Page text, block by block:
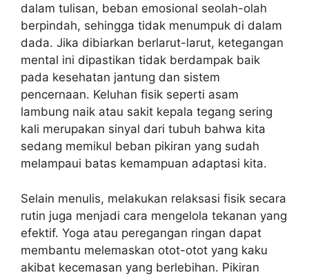
dalam tulisan, beban emosional seolah-olah
berpindah, sehingga tidak menumpuk di dalam
dada. Jika dibiarkan berlarut-larut, ketegangan
mental ini dipastikan tidak berdampak baik
pada kesehatan jantung dan sistem
pencernaan. Keluhan fisik seperti asam
lambung naik atau sakit kepala tegang sering
kali merupakan sinyal dari tubuh bahwa kita
sedang memikul beban pikiran yang sudah
melampaui batas kemampuan adaptasi kita.
Selain menulis, melakukan relaksasi fisik secara
rutin juga menjadi cara mengelola tekanan yang
efektif. Yoga atau peregangan ringan dapat
membantu melemaskan otot-otot yang kaku
akibat kecemasan yang berlebihan. Pikiran